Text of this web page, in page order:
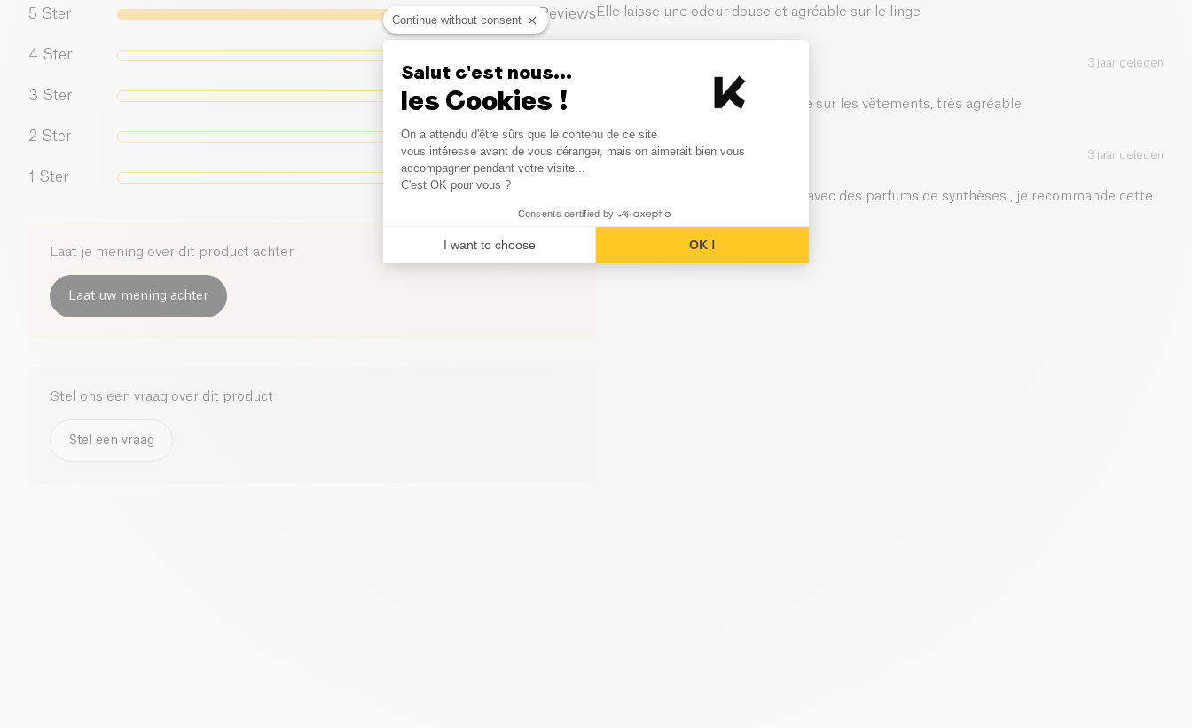
5 Ster 3 Reviews
4 Ster
3 Ster 0 Reviews
2 Ster 0 Reviews
1 Ster 0 Reviews
Laat je mening over dit product achter.
Laat uw mening achter
Stel ons een vraag over dit product
Stel een vraag
Elle laisse une odeur douce et agréable sur le linge
3 jaar geleden
Laisse une odeur subtile et douce sur les vêtements, très agréable
Geverifieerde gebruiker 3 jaar geleden
allergique à beaucoup de lessive avec des parfums de synthèses , je recommande cette
lessive
Continue without consent
Salut c'est nous...
les Cookies !
Consent Management Platform: Personalize Your Options
On a attendu d'être sûrs que le contenu de ce site
vous intéresse avant de vous déranger, mais on aimerait bien vous
accompagner pendant votre visite...
C'est OK pour vous ?
Consents certified by
I want to choose OK !
Axeptio consent